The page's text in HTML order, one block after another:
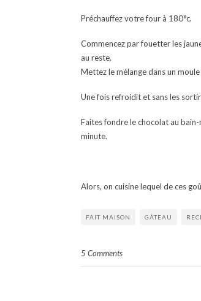
Préchauffez votre four à 180°c.
Commencez par fouetter les
au reste.
Mettez le mélange dans un
Une fois refroidit et sans les
Faites fondre le chocolat au
minute.
Alors, on cuisine lequel de ces
FAIT MAISON GÂTEAU
5 Comments